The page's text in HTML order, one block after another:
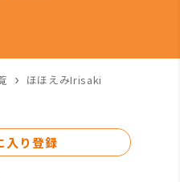
ほほえみIrisaki
入り登録